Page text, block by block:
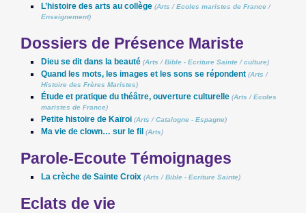
L’histoire des arts au collège (Arts /Ecoles maristes de France /
Enseignement)
Dossiers de Présence Mariste
Dieu se dit dans la beauté (Arts /Bible - Ecriture Sainte /culture)
Quand les mots, les images et les sons se répondent (Arts /
Histoire des Frères Maristes)
Étude et pratique du théâtre, ouverture culturelle (Arts /Ecoles
maristes de France)
Petite histoire de Kaïroi (Arts /Catalogne - Espagne)
Ma vie de clown… sur le fil (Arts)
Parole-Ecoute Témoignages
La crèche de Sainte Croix (Arts /Bible - Ecriture Sainte)
Eclats de vie